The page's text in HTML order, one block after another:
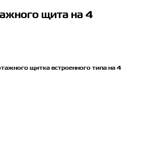
щита на 4
щитка встроенного типа на 4